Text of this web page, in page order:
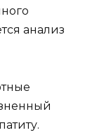
анализ